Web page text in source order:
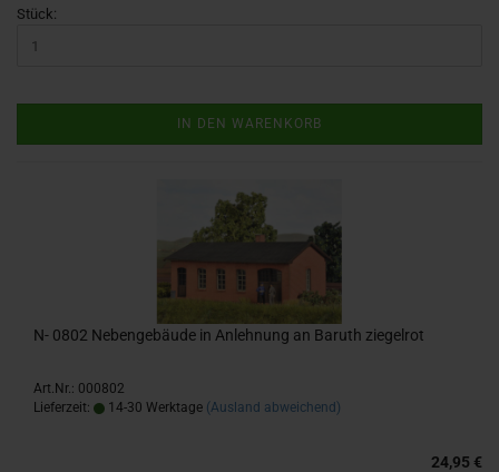
Stück:
IN DEN WARENKORB
N- 0802 Ne­ben­ge­bäu­de in An­leh­nung an Ba­ruth zie­gel­rot
Art.Nr.: 000802
Lieferzeit:
14-30 Werktage (Ausland abweichend)
24,95 €